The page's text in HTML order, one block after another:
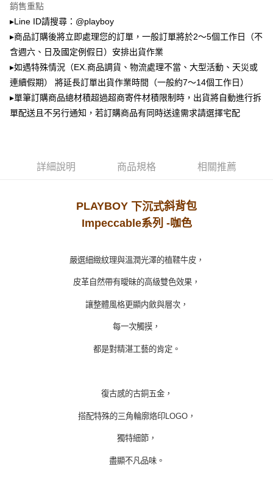
用戶於交易時，得透過本服務購買商品或服務，並由商店將買賣／分期付款
買賣價金債權讓與本公司後，依約使用本公司帳單繳交帳款。
2.基於同意付款使用「大哥付你分期」之契約關係目的，商店將以您的個人
資料（包含姓名、電話或地址）提供予台灣大哥大進項蒐集、處理及利用，
由本公司與您本人進行分期帳單所需資料之確認、核對及更正。
3.完整用戶服務條款，請詳閱以下連結：https://oppay.tw/userRule
7-11取貨付款
每筆NT$100，滿NT$900(含以上)免運費
付款後7-11取貨
每筆NT$100，滿NT$700(含以上)免運費
宅配
銷售重點
▸Line ID請搜尋：@playboy
▸商品訂購後將立即處理您的訂單，一般訂單將於2～5個工作日（不
含週六、日及國定例假日）安排出貨作業
▸如遇特殊情況（EX.商品調貨、物流處理不當、大型活動、天災或
連續假期） 將延長訂單出貨作業時間（一般約7～14個工作日）
▸單筆訂購商品總材積超過超商寄件材積限制時，出貨將自動進行拆
單配送且不另行通知，若訂購商品有同時送達需求請選擇宅配
詳細說明 商品規格 相關推薦
PLAYBOY 下沉式斜背包
Impeccable系列 -咖色
嚴選細緻紋理與溫潤光澤的植鞣牛皮，
皮革自然帶有曖昧的高級雙色效果，
讓整體風格更顯内斂與層次，
每一次觸摸，
都是對精湛工藝的肯定。
復古感的古銅五金，
搭配特殊的三角輪廓烙印LOGO，
獨特細節，
盡顯不凡品味。